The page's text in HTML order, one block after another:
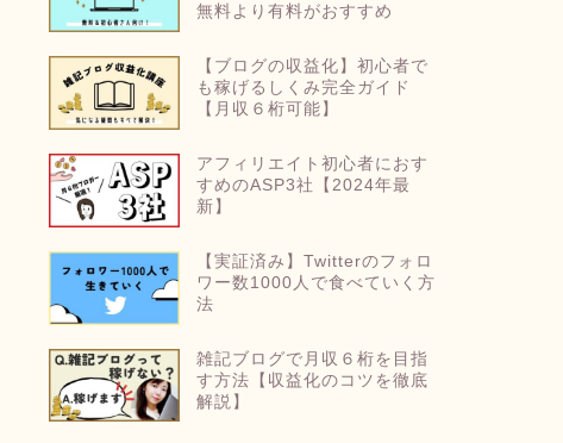
無料より有料がおすすめ
【ブログの収益化】初心者で
も稼げるしくみ完全ガイド
【月収６桁可能】
アフィリエイト初心者におす
すめのASP3社【2024年最
新】
【実証済み】Twitterのフォロ
ワー数1000人で食べていく方
法
雑記ブログで月収６桁を目指
す方法【収益化のコツを徹底
解説】